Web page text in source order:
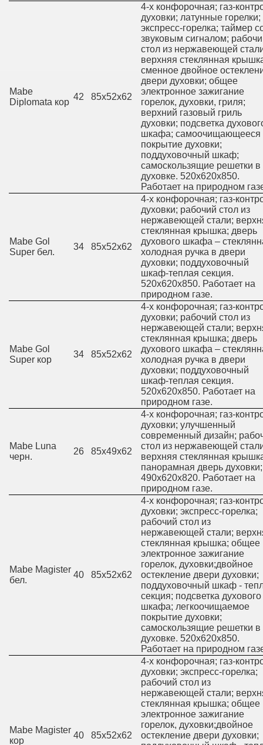
Mabe
Diplomata кор
42 85х52х62
4-х конфорочная; газ-
духовки; латунные горелки;
экспресс-горелка; таймер
звуковым сигналом;
стол из нержавеющей
верхняя стеклянная
сменное двойное
двери духовки; общее
электронное зажигание
горелок, духовки, гриля;
верхний газовый гриль
духовки; подсветка
шкафа; самоочищающееся
покрытие духовки;
поддуховочный шкаф;
самоскользящие решетки в
духовке. 520х620х850.
Работает на природном
Mabe Gol
Super бел.
34 85х52х62
4-х конфорочная; газ-
духовки; рабочий стол из
нержавеющей стали;
стеклянная крышка; дверь
духового шкафа –
холодная ручка в двери
духовки; поддуховочный
шкаф-теплая секция.
520х620х850. Работает на
природном газе.
Mabe Gol
Super кор
34 85х52х62
4-х конфорочная; газ-
духовки; рабочий стол из
нержавеющей стали;
стеклянная крышка; дверь
духового шкафа –
холодная ручка в двери
духовки; поддуховочный
шкаф-теплая секция.
520х620х850. Работает на
природном газе.
Mabe Luna
черн.
26 85х49х62
4-х конфорочная; газ-
духовки; улучшенный
современный дизайн;
стол из нержавеющей
верхняя стеклянная
панорамная дверь духовки;
490х620х820. Работает на
природном газе.
Mabe Magister
бел.
40 85х52х62
4-х конфорочная; газ-
духовки; экспресс-горелка;
рабочий стол из
нержавеющей стали;
стеклянная крышка; общее
электронное зажигание
горелок, духовки;двойное
остекление двери духовки;
поддуховочный шкаф -
секция; подсветка духового
шкафа; легкоочищаемое
покрытие духовки;
самоскользящие решетки в
духовке. 520х620х850.
Работает на природном
Mabe Magister
кор
40 85х52х62
4-х конфорочная; газ-
духовки; экспресс-горелка;
рабочий стол из
нержавеющей стали;
стеклянная крышка; общее
электронное зажигание
горелок, духовки;двойное
остекление двери духовки;